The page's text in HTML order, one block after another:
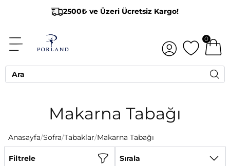
2500₺ ve Üzeri Ücretsiz Kargo!
0
Makarna Tabağı
Anasayfa/Sofra/Tabaklar/Makarna Tabağı
Filtrele Sırala